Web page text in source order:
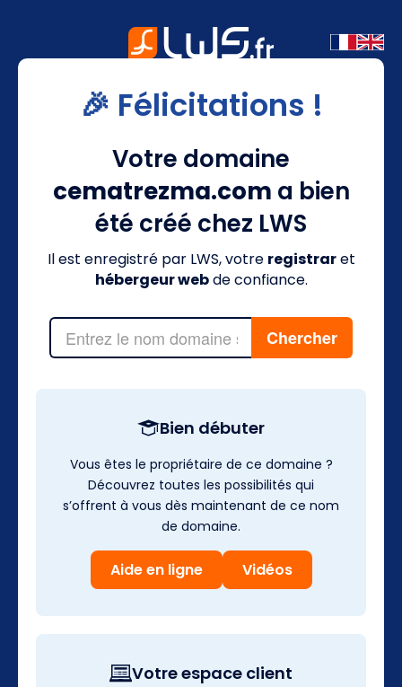
🎉 Félicitations !
Votre domaine
cematrezma.com a bien
été créé chez LWS
Il est enregistré par LWS, votre registraret
hébergeur webde confiance.
Bien débuter
Vous êtes le propriétaire de ce domaine ?
Découvrez toutes les possibilités qui
s’offrent à vous dès maintenant de ce nom
de domaine.
Aide en ligne Vidéos
Votre espace client